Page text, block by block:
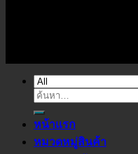
ค้นหา:
หน้าแรก
หมวดหมู่สินค้า